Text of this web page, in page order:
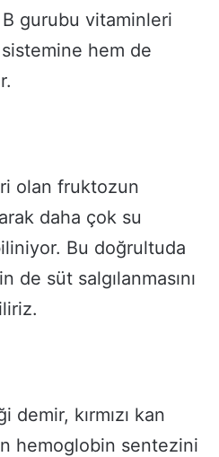
gurubu vitaminleri
hem de
olan fruktozun
daha çok su
Bu doğrultuda
de süt salgılanmasını
demir, kırmızı kan
hemoglobin sentezini